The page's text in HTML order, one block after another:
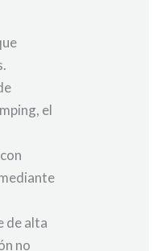
el
de alta
no